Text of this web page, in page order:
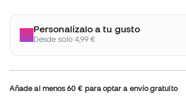
Personalízalo a tu gusto
Desde solo 4,99 €
Añade al menos60 € para optar a envío gratuito